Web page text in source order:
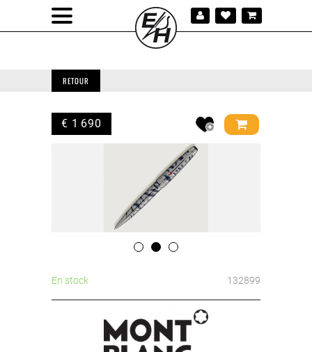
RETOUR
€ 1 690
En stock 132899